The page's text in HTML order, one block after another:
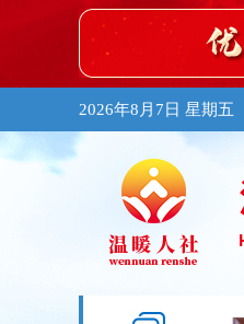
2026年8月7日 星期五